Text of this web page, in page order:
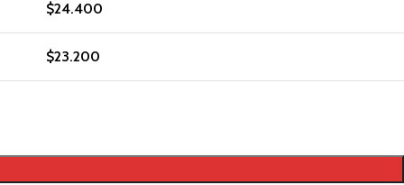
$24.400
$23.200